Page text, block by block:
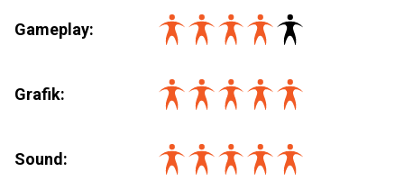
Gameplay:
Grafik:
Sound: